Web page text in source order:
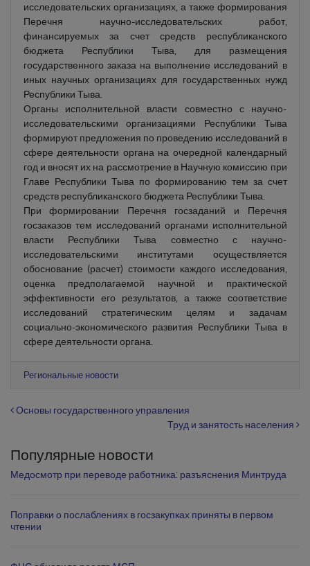
исследовательских организациях, а также формирования
Перечня научно-исследовательских работ,
финансируемых за счет средств республиканского
бюджета Республики Тыва, для размещения
государственного заказа на выполнение исследований в
иных научных организациях для государственных нужд
Республики Тыва.
Органы исполнительной власти совместно с научно-
исследовательскими организациями Республики Тыва
формируют предложения по проведению исследований в
сфере деятельности органа на очередной календарный
год и вносят их на рассмотрение в Научную комиссию при
Главе Республики Тыва по формированию тем за счет
средств республиканского бюджета Республики Тыва.
При формировании Перечня госзаданий и Перечня
госзаказов тем исследований органами исполнительной
власти Республики Тыва совместно с научно-
исследовательскими институтами осуществляется
обоснование (расчет) стоимости каждого исследования,
оценка предполагаемой научной и практической
эффективности его результатов, а также соответствие
исследований стратегическим целям и задачам
социально-экономического развития Республики Тыва в
сфере деятельности органа.
Региональные новости
Навигация по записям
Основы государственного управления
Труд и занятость населения
Популярные новости
Медосмотр при переводе работника: разъяснения Минтруда
Поправки о послаблениях в госзакупках приняты в первом
чтении